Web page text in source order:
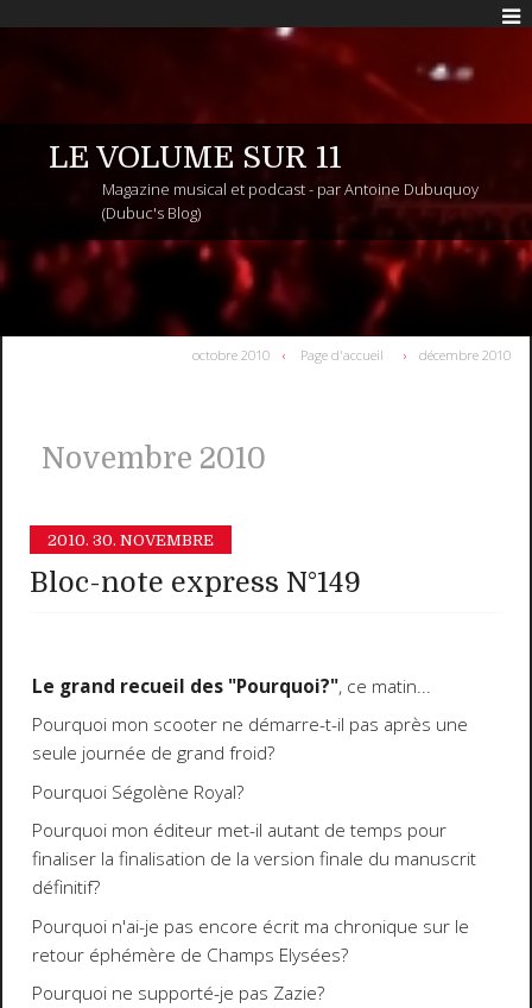
LE VOLUME SUR 11
Magazine musical et podcast - par Antoine Dubuquoy
(Dubuc's Blog)
octobre 2010 Page d'accueil décembre 2010
Novembre 2010
2010. 30. NOVEMBRE
Bloc-note express N°149
Le grand recueil des "Pourquoi?", ce matin...
Pourquoi mon scooter ne démarre-t-il pas après une
seule journée de grand froid?
Pourquoi Ségolène Royal?
Pourquoi mon éditeur met-il autant de temps pour
finaliser la finalisation de la version finale du manuscrit
définitif?
Pourquoi n'ai-je pas encore écrit ma chronique sur le
retour éphémère de Champs Elysées?
Pourquoi ne supporté-je pas Zazie?